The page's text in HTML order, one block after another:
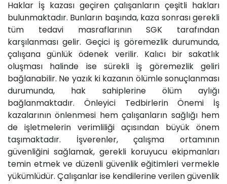
Haklar İş kazası geçiren çalışanların çeşitli hakları
bulunmaktadır. Bunların başında, kaza sonrası gerekli
tüm tedavi masraflarının SGK tarafından
karşılanması gelir. Geçici iş göremezlik durumunda,
çalışana günlük ödenek verilir. Kalıcı bir sakatlık
oluşması halinde ise sürekli iş göremezlik geliri
bağlanabilir. Ne yazık ki kazanın ölümle sonuçlanması
durumunda, hak sahiplerine ölüm aylığı
bağlanmaktadır. Önleyici Tedbirlerin Önemi İş
kazalarının önlenmesi hem çalışanların sağlığı hem
de işletmelerin verimliliği açısından büyük önem
taşımaktadır. İşverenler, çalışma ortamının
güvenliğini sağlamak, gerekli koruyucu ekipmanları
temin etmek ve düzenli güvenlik eğitimleri vermekle
yükümlüdür. Çalışanlar ise kendilerine verilen güvenlik